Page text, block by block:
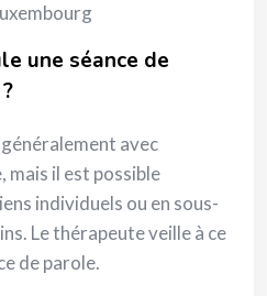
une séance de
avec
mais il est possible
individuels ou en sous-
Le thérapeute veille à ce
de parole.